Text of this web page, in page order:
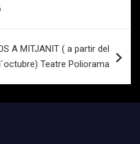
A MITJANIT ( a partir del
Teatre Poliorama